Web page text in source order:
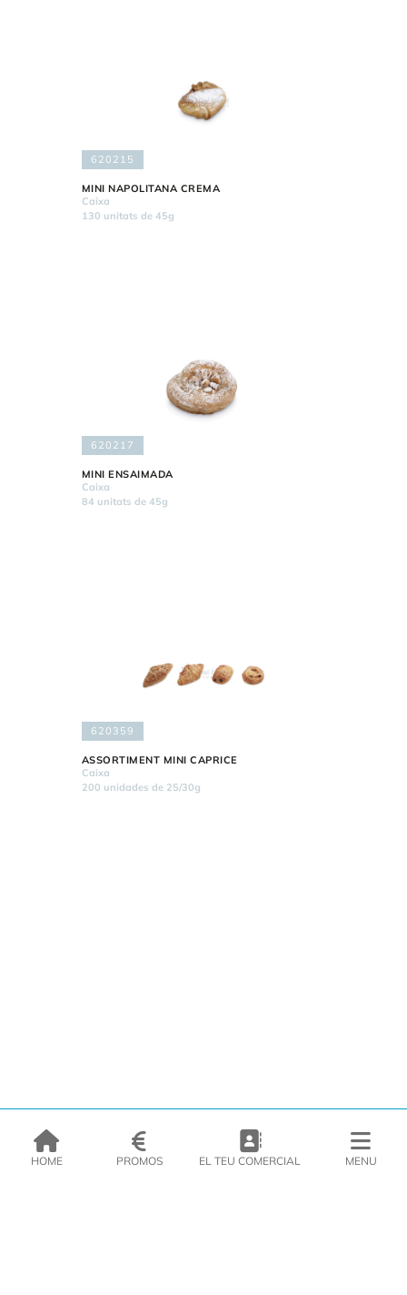
620215
MINI NAPOLITANA CREMA
Caixa
130 unitats de 45g
620217
MINI ENSAIMADA
Caixa
84 unitats de 45g
620359
ASSORTIMENT MINI CAPRICE
Caixa
200 unidades de 25/30g
HOME PROMOS EL TEU COMERCIAL MENU